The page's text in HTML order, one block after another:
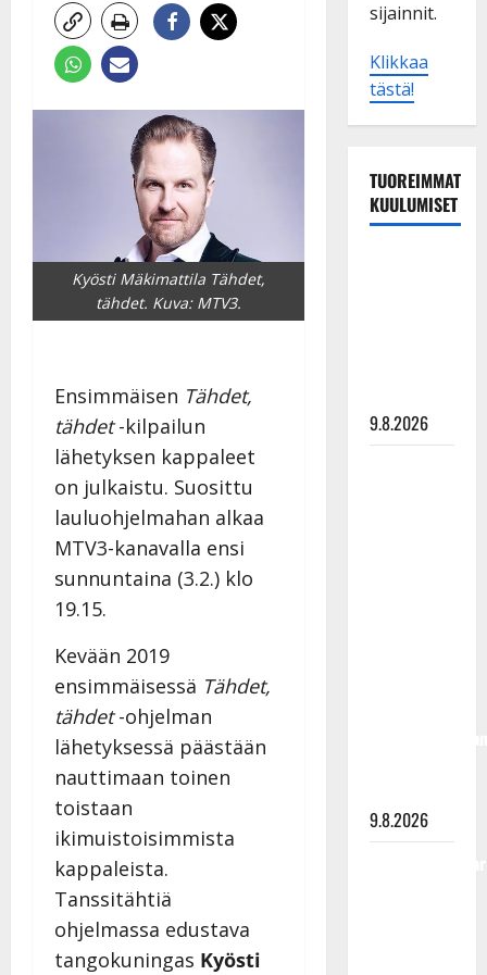
Kyösti Mäkimattila Tähdet,
tähdet. Kuva: MTV3.
Ensimmäisen Tähdet,
tähdet-kilpailun
lähetyksen kappaleet
on julkaistu. Suosittu
lauluohjelmahan alkaa
MTV3-kanavalla ensi
sunnuntaina (3.2.) klo
19.15.
Kevään 2019
ensimmäisessä Tähdet,
tähdet-ohjelman
lähetyksessä päästään
nauttimaan toinen
toistaan
ikimuistoisimmista
kappaleista.
Tanssitähtiä
ohjelmassa edustava
tangokuningas Kyösti
sijainnit.
Klikkaa
tästä!
TUOREIMMAT
KUULUMISET
9.8.2026
9.8.2026